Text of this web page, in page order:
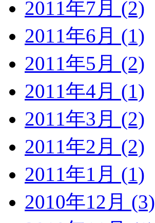
2011年7月 (2)
2011年6月 (1)
2011年5月 (2)
2011年4月 (1)
2011年3月 (2)
2011年2月 (2)
2011年1月 (1)
2010年12月 (3)